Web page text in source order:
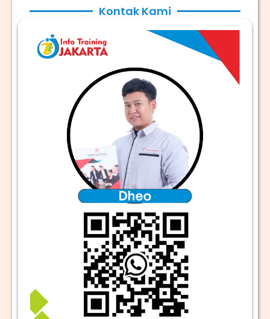
Kontak Kami